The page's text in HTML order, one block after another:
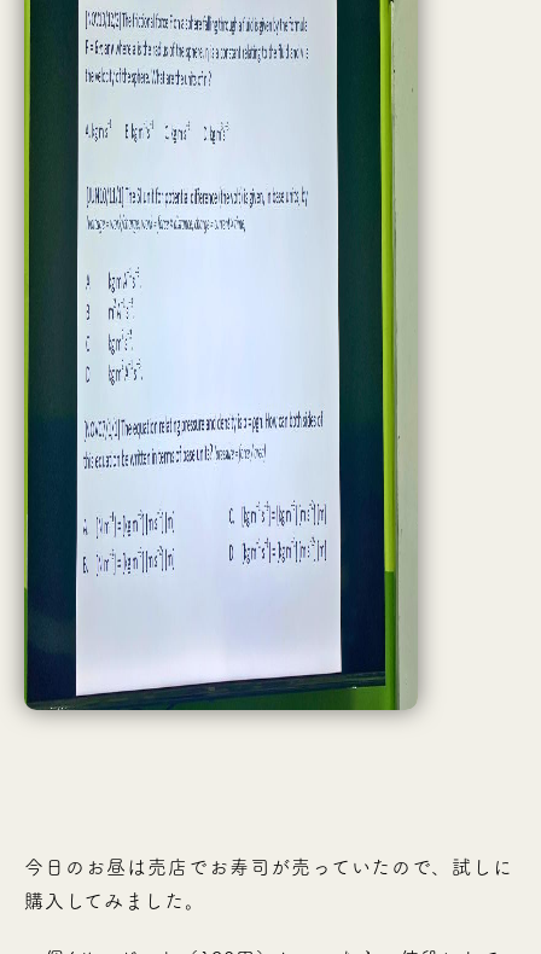
今日のお昼は売店でお寿司が売っていたので、試しに
購入してみました。